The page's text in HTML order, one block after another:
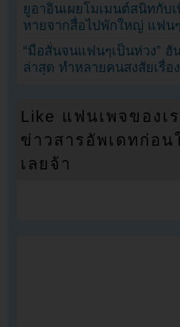
ยูอาอินเผยโมเมนต์สนิทกับ
หายจากสื่อไปพักใหญ่ แฟน
“มือสั่นจนแฟนๆเป็นห่วง” ฮั
ล่าสุด ทำหลายคนสงสัยเรื่อ
Like แฟนเพจของเ
ข่าวสารอัพเดทก่อน
เลยจ้า